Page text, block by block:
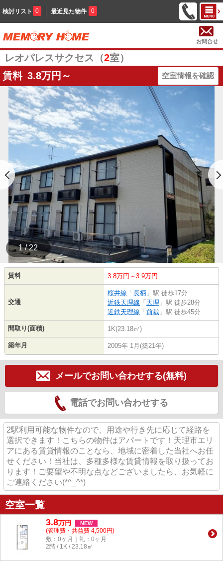
検討リスト 0 最近見た物件 0
お問合せ
レオパレスサクセス（2室）
賃料 3.8万円～ 空室情報を確認
1 / 22
賃料 3.8万円～3.9万円
交通
桜井線 「 長柄 」駅 徒歩17分
近鉄天理線 「 天理 」駅 徒歩28分
近鉄天理線 「 前栽 」駅 徒歩45分
間取り(面積) 1K(23.18㎡)
築年月 2005年 1月(築21年)
メールでお問い合わせする(無料)
電話でお問い合わせする
2駅利用可能な物件なので、用途や行き先に応じて経路を
選択できます！こちらの物件はアパートです！天理市エリ
アにある賃貸情報のことなら、地域に密着した当社へお任
せください！当社は、多種多様な賃貸情報を取り扱ってお
ります！ご要望や不明な点などございましたら、お気軽に
ご連絡ください(*^_^*)
空室一覧
3.8万円 NEW
(管理費・共益費 4,500円)
敷：0ヶ月｜礼：0ヶ月
2階 / 1K / 23.18㎡